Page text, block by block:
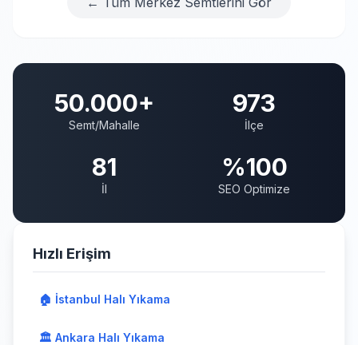
50.000+
Semt/Mahalle
973
İlçe
81
İl
%100
SEO Optimize
Hızlı Erişim
🏠 İstanbul Halı Yıkama
🏛️ Ankara Halı Yıkama